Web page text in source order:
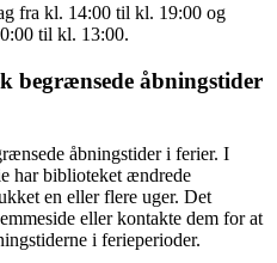
fra kl. 14:00 til kl. 19:00 og
til kl. 13:00.
begrænsede åbningstider
åbningstider i ferier. I
har biblioteket ændrede
en eller flere uger. Det
eller kontakte dem for at
i ferieperioder.